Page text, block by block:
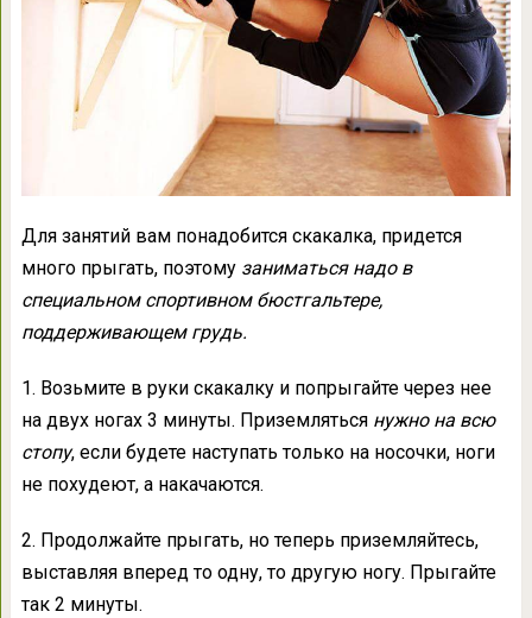
Для занятий вам понадобится скакалка, придется
много прыгать, поэтому заниматься надо в
специальном спортивном бюстгальтере,
поддерживающем грудь.
1. Возьмите в руки скакалку и попрыгайте через нее
на двух ногах 3 минуты. Приземляться нужно на всю
стопу, если будете наступать только на носочки, ноги
не похудеют, а накачаются.
2. Продолжайте прыгать, но теперь приземляйтесь,
выставляя вперед то одну, то другую ногу. Прыгайте
так 2 минуты.